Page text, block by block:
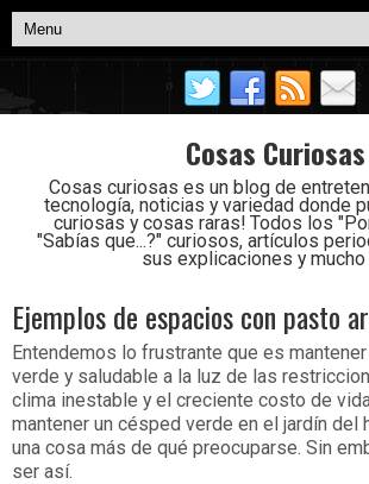
Cosas Curiosas
Cosas curiosas es un blog de
tecnología, noticias y variedad donde
curiosas y cosas raras! Todos los
"Sabías que...?" curiosos, artículos
sus explicaciones y mucho
Ejemplos de espacios con pasto
Entendemos lo frustrante que es
verde y saludable a la luz de las
clima inestable y el creciente costo de
mantener un césped verde en el jardín del
una cosa más de qué preocuparse. Sin
ser así.